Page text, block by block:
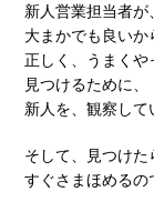
新人営業担当者が、
大まかでも良いか
正しく、うまくや
見つけるために、
新人を、観察して
そして、見つけた
すぐさまほめるの